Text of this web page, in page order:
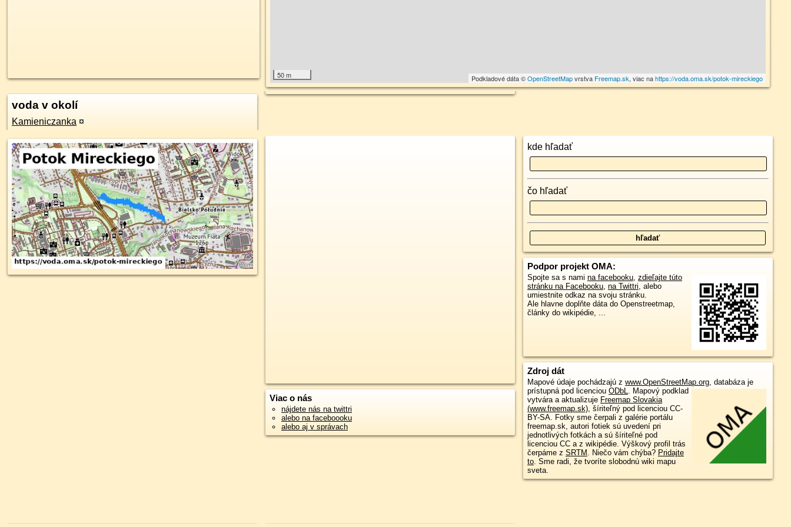
50 m Podkladové dáta ©OpenStreetMapvrstva Freemap.sk, viac nahttps://voda.oma.sk/potok-mireckiego
voda v okolí
Kamieniczanka ¤
Viac o nás
nájdete nás na twittri
alebo na faceboooku
alebo aj v správach
kde hľadať
čo hľadať
Podpor projekt OMA:
Spojte sa s nami na facebooku, zdieľajte túto
stránku na Facebooku, na Twittri, alebo
umiestnite odkaz na svoju stránku.
Ale hlavne doplňte dáta do Openstreetmap,
články do wikipédie, ...
Zdroj dát
Mapové údaje pochádzajú z www.OpenStreetMap.org, databáza je
prístupná pod licenciou ODbL. Mapový podklad
vytvára a aktualizuje Freemap Slovakia
(www.freemap.sk), šíriteľný pod licenciou CC-
BY-SA. Fotky sme čerpali z galérie portálu
freemap.sk, autori fotiek sú uvedení pri
jednotlivých fotkách a sú šíriteľné pod
licenciou CC a z wikipédie. Výškový profil trás
čerpáme z SRTM . Niečo vám chýba? Pridajte
to. Sme radi, že tvoríte slobodnú wiki mapu
sveta.